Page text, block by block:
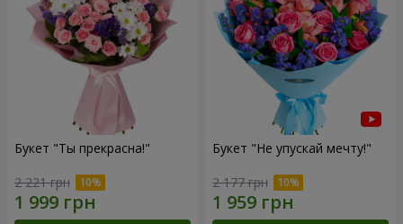
Букет "Ты прекрасна!"
2 221 грн
Букет "Не упускай мечту!"
2 177 грн